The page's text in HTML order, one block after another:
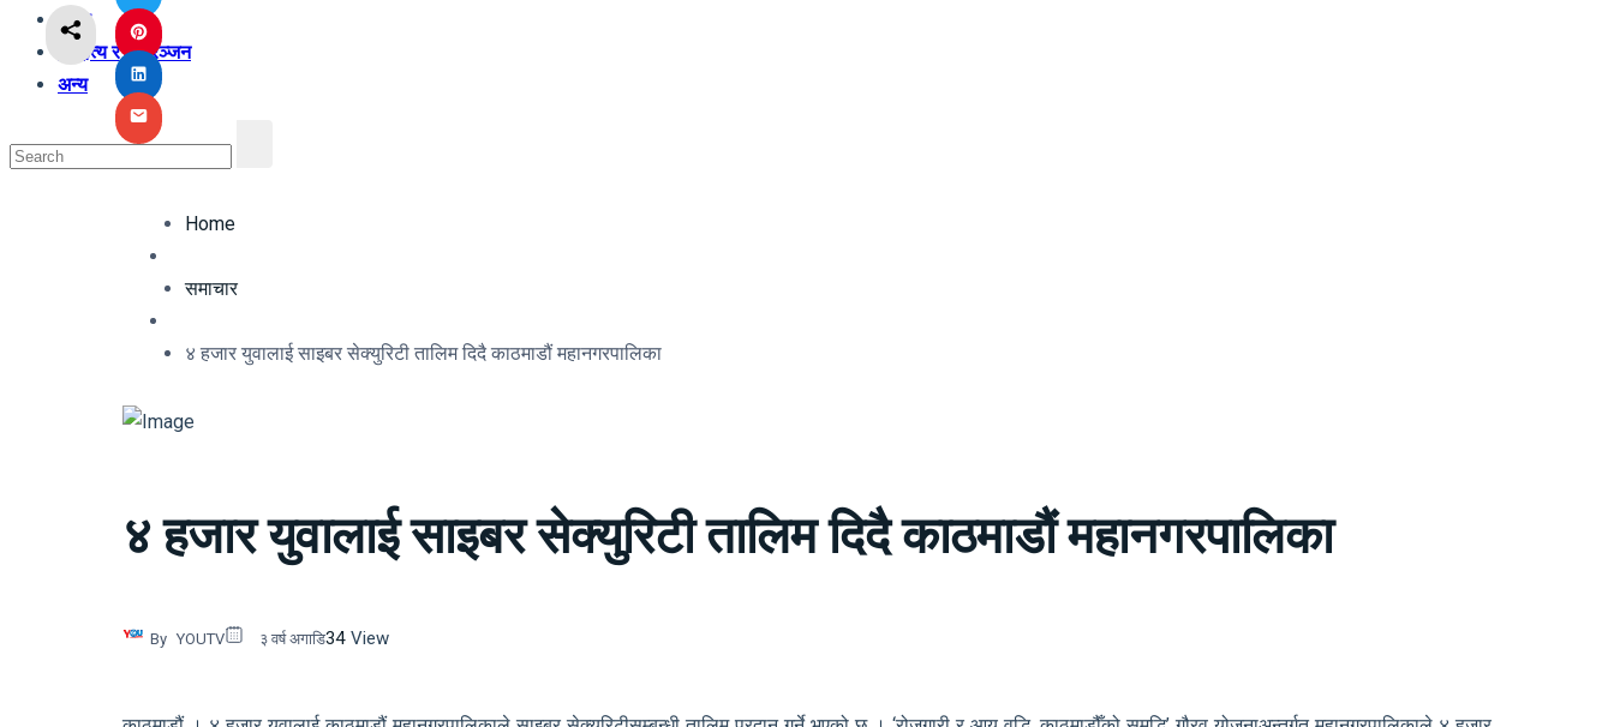
शिक्षा
साहित्य र मनोरञ्जन
अन्य
Home
समाचार
४ हजार युवालाई साइबर सेक्युरिटी तालिम दिदै काठमाडौं महानगरपालिका
४ हजार युवालाई साइबर सेक्युरिटी तालिम दिदै काठमाडौं महानगरपालिका
By YOUTV ३ वर्ष अगाडि34 View